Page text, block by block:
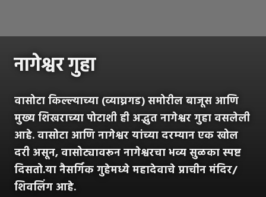
नागेश्वर गुहा
वासोटा किल्ल्याच्या (व्याघ्रगड) समोरील बाजूस आणि
मुख्य शिखराच्या पोटाशी ही अद्भुत नागेश्वर गुहा वसलेली
आहे. वासोटा आणि नागेश्वर यांच्या दरम्यान एक खोल
दरी असून, वासोट्यावरून नागेश्वरचा भव्य सुळका स्पष्ट
दिसतो.या नैसर्गिक गुहेमध्ये महादेवाचे प्राचीन मंदिर/
शिवलिंग आहे.